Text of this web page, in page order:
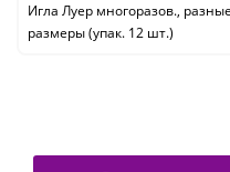
Игла Луер многоразов., разные
размеры (упак. 12 шт.)